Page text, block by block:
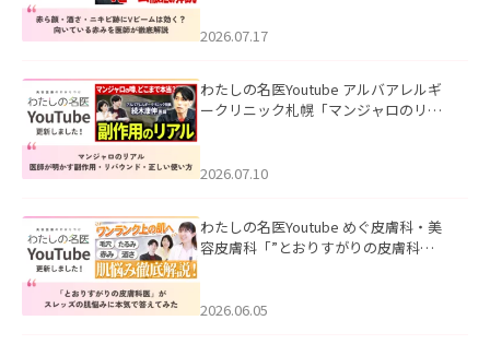
した。
2026.07.17
わたしの名医Youtube アルバアレルギ
ークリニック札幌「マンジャロのリア
た。
2026.07.10
わたしの名医Youtube めぐ皮膚科・美
容皮膚科「”とおりすがりの皮膚科
2026.06.05